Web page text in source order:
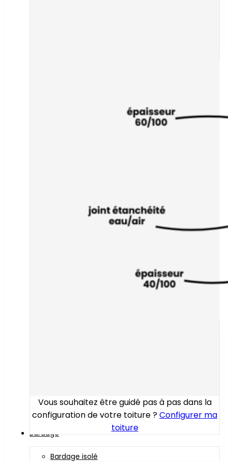
Vous souhaitez être guidé pas à pas dans la
configuration de votre toiture ?Configurer ma
toiture
Bardage
Bardage isolé